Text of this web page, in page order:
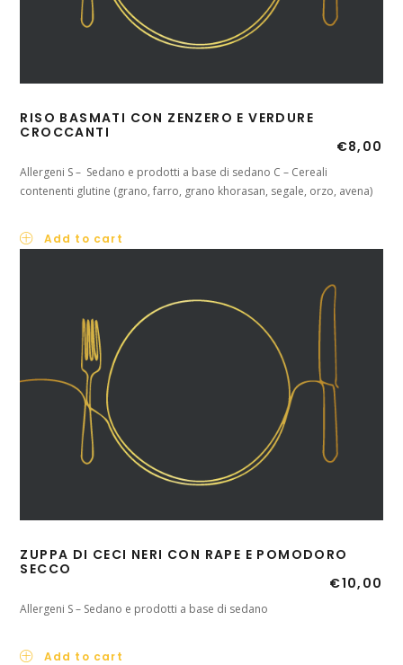
RISO BASMATI CON ZENZERO E VERDURE
CROCCANTI
€8,00
Allergeni S – Sedano e prodotti a base di sedano C – Cereali
contenenti glutine (grano, farro, grano khorasan, segale, orzo, avena)
Add to cart
ZUPPA DI CECI NERI CON RAPE E POMODORO
SECCO
€10,00
Allergeni S – Sedano e prodotti a base di sedano
Add to cart